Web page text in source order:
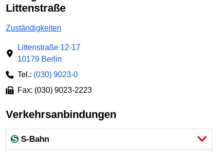
Littenstraße
Zuständigkeiten
Littenstraße 12-17
10179 Berlin
Tel.: (030) 9023-0
Fax: (030) 9023-2223
Verkehrsanbindungen
S-Bahn